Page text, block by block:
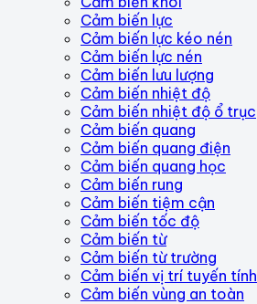
Cảm biến lực
Cảm biến lực kéo nén
Cảm biến lực nén
Cảm biến lưu lượng
Cảm biến nhiệt độ
Cảm biến nhiệt độ ổ trục
Cảm biến quang
Cảm biến quang điện
Cảm biến quang học
Cảm biến rung
Cảm biến tiệm cận
Cảm biến tốc độ
Cảm biến từ
Cảm biến từ trường
Cảm biến vị trí tuyến tính
Cảm biến vùng an toàn